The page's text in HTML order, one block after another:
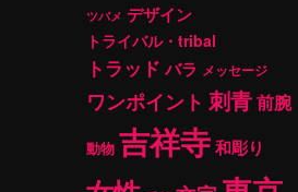
ツバメ デザイン
トライバル・tribal
トラッド バラ メッセージ
ワンポイント 刺青前腕
動物 吉祥寺和彫り